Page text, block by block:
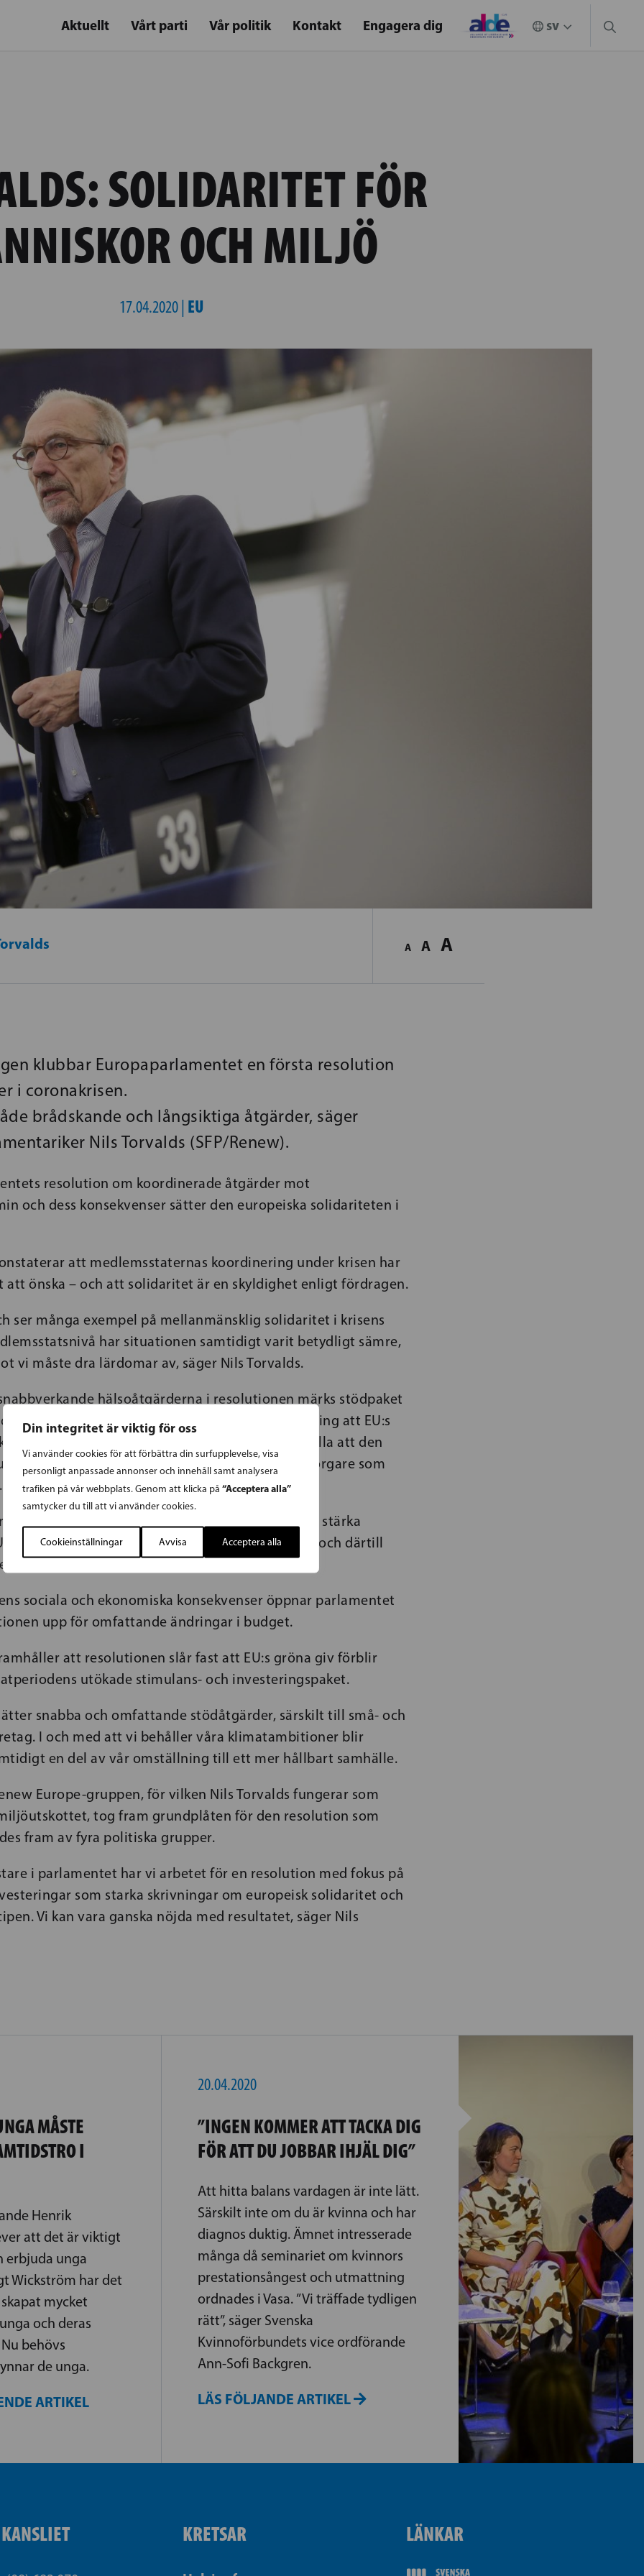
Din integritet är viktig för oss
Vi använder cookies för att förbättra din surfupplevelse, visa
personligt anpassade annonser och innehåll samt analysera
trafiken på vår webbplats. Genom att klicka på “Acceptera alla”
samtycker du till att vi använder cookies.
Cookieinställningar Avvisa Acceptera alla
Aktuellt Vårt parti Vår politik Kontakt Engagera dig
SOLIDARITET FÖR
OCH MILJÖ
17.04.2020 | EU
A A A
klubbar Europaparlamentet en första resolution
i coronakrisen.
brådskande och långsiktiga åtgärder, säger
Nils Torvalds (SFP/Renew).
resolution om koordinerade åtgärder mot
och dess konsekvenser sätter den europeiska solidariteten i
att medlemsstaternas koordinering under krisen har
att önska – och att solidaritet är en skyldighet enligt fördragen.
ser många exempel på mellanmänsklig solidaritet i krisens
har situationen samtidigt varit betydligt sämre,
vi måste dra lärdomar av, säger Nils Torvalds.
hälsoåtgärderna i resolutionen märks stödpaket
regionerna, samt parlamentets uppmaning att EU:s
nyttjas fullt ut, bland annat för att säkerställa att den
kommer så många unionsmedborgare som
uppmanar parlamentet kommissionen att stärka
befintliga kris- och katastrofhanteringsverktyg, och därtill
för brådskande åtgärder i pandemier.
sociala och ekonomiska konsekvenser öppnar parlamentet
upp för omfattande ändringar i budget.
att resolutionen slår fast att EU:s gröna giv förblir
utökade stimulans- och investeringspaket.
snabba och omfattande stödåtgärder, särskilt till små- och
I och med att vi behåller våra klimatambitioner blir
en del av vår omställning till ett mer hållbart samhälle.
Europe-gruppen, för vilken Nils Torvalds fungerar som
tog fram grundplåten för den resolution som
fram av fyra politiska grupper.
i parlamentet har vi arbetet för en resolution med fokus på
som starka skrivningar om europeisk solidaritet och
Vi kan vara ganska nöjda med resultatet, säger Nils
MÅSTE
I
Henrik
att det är viktigt
erbjuda unga
Wickström har det
mycket
och deras
behövs
de unga.
ARTIKEL
20.04.2020
”INGEN KOMMER ATT TACKA DIG
FÖR ATT DU JOBBAR IHJÄL DIG”
Att hitta balans vardagen är inte lätt.
Särskilt inte om du är kvinna och har
diagnos duktig. Ämnet ­intresserade
många då seminariet om kvinnors
prestationsångest och utmattning
ordnades i Vasa. ”Vi träffade tydligen
rätt”, säger Svenska
Kvinnoförbundets vice ordförande
Ann-Sofi Backgren.
LÄS FÖLJANDE ARTIKEL
KRETSAR LÄNKAR